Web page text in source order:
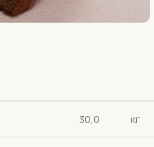
30,0 кг